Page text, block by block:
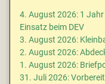
4. August 2026: 1
Einsatz beim DEV
3. August 2026:
2. August 2026:
1. August 2026:
31. Juli 2026: